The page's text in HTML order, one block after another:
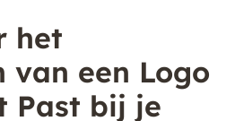
het
van een Logo
Past bij je